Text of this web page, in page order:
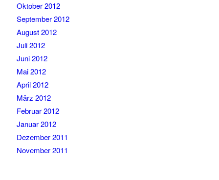
Oktober 2012
September 2012
August 2012
Juli 2012
Juni 2012
Mai 2012
April 2012
März 2012
Februar 2012
Januar 2012
Dezember 2011
November 2011